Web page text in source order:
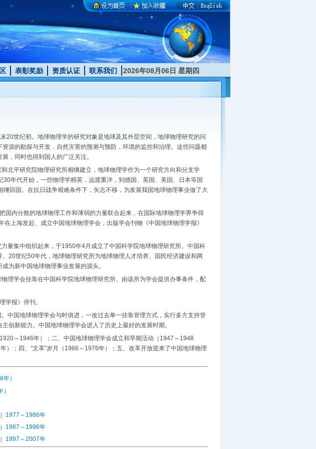
表彰奖励 资质认证 联系我们 2026年08月06日 星期四
世纪初。地球物理学的研究对象是地球及其外层空间，地球物理研究的问
源的勘探与开发，自然灾害的预测与预防，环境的监控和治理。这些问题都
，同时也得到国人的广泛关注。
平研究院物理研究所相继建立，地球物理学作为一个研究方向和分支学
年代开始，一些物理学精英，远渡重洋，到德国、英国、美国、日本等国
回国。在抗日战争艰难条件下，矢志不移，为发展我国地球物理事业做了大
内分散的地球物理工作和薄弱的力量联合起来，在国际地球物理学界争得
上海发起、成立中国地球物理学会，出版学会刊物《中国地球物理学报》
集中组织起来，于1950年4月成立了中国科学院地球物理研究所。中国科
20世纪50年代，地球物理研究所为地球物理人才培养、国民经济建设和两
为新中国地球物理事业发展的源头。
学会挂靠在中国科学院地球物理研究所。由该所为学会提供办事条件，配
学报》停刊。
国地球物理学会与时俱进，一改过去单一挂靠管理方式，实行多方支持管
创新能力。中国地球物理学会进入了历史上最好的发展时期。
～1946年）；二、中国地球物理学会成立和早期活动（1947～1948
）；四、“文革”岁月（1966～1976年）；五、改革开放迎来了中国地球物理
）
1977～1986年
1987～1996年
1997～2007年